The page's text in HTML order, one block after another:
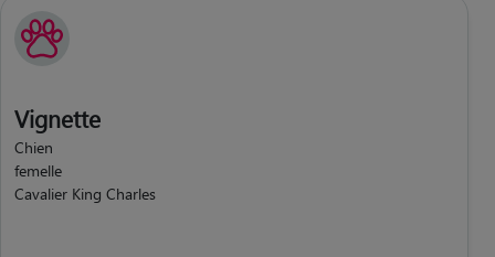
Vignette
Chien
femelle
Cavalier King Charles